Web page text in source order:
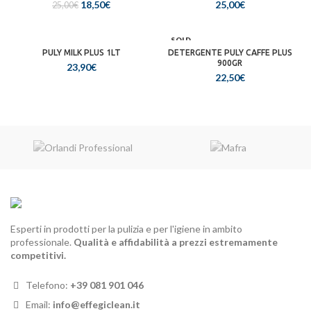
25,00€ Il
25,00€.
18,50€Il
18,50€.
25,00€
PULY MILK PLUS 1LT
23,90€
SOLD
OUT
DETERGENTE PULY CAFFE PLUS
900GR
22,50€
Esperti in prodotti per la pulizia e per l'igiene in ambito
professionale. Qualità e affidabilità a prezzi estremamente
competitivi.
Telefono: +39 081 901 046
Email: info@effegiclean.it